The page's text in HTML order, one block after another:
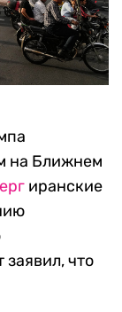
на Ближнем
иранские
что